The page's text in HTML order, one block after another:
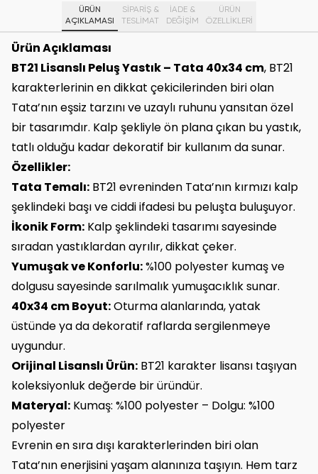
ÜRÜN
AÇIKLAMASI
SİPARİŞ &
TESLİMAT
İADE &
DEĞİŞİM
ÜRÜN
ÖZELLIKLERI
Ürün Açıklaması
BT21 Lisanslı Peluş Yastık – Tata 40x34 cm, BT21
karakterlerinin en dikkat çekicilerinden biri olan
Tata’nın eşsiz tarzını ve uzaylı ruhunu yansıtan özel
bir tasarımdır. Kalp şekliyle ön plana çıkan bu yastık,
tatlı olduğu kadar dekoratif bir kullanım da sunar.
Özellikler:
Tata Temalı: BT21 evreninden Tata’nın kırmızı kalp
şeklindeki başı ve ciddi ifadesi bu peluşta buluşuyor.
İkonik Form: Kalp şeklindeki tasarımı sayesinde
sıradan yastıklardan ayrılır, dikkat çeker.
Yumuşak ve Konforlu:%100 polyester kumaş ve
dolgusu sayesinde sarılmalık yumuşacıklık sunar.
40x34 cm Boyut:Oturma alanlarında, yatak
üstünde ya da dekoratif raflarda sergilenmeye
uygundur.
Orijinal Lisanslı Ürün: BT21 karakter lisansı taşıyan
koleksiyonluk değerde bir üründür.
Materyal: Kumaş: %100 polyester – Dolgu: %100
polyester
Evrenin en sıra dışı karakterlerinden biri olan
Tata’nın enerjisini yaşam alanınıza taşıyın. Hem tarz